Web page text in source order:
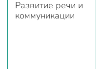
Развитие речи и
коммуникации